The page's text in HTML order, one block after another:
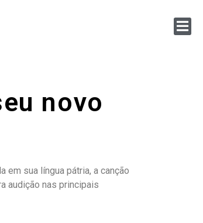
novo
em sua língua pátria, a canção
audição nas principais